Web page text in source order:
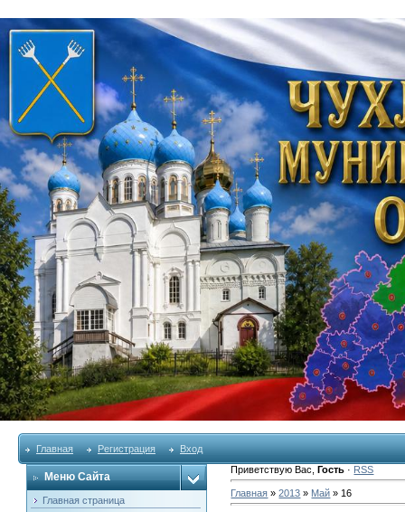
Главная Регистрация Вход
Меню Сайта
Главная страница
Приветствую Вас ,Гость · RSS
Главная »2013 » Май » 16